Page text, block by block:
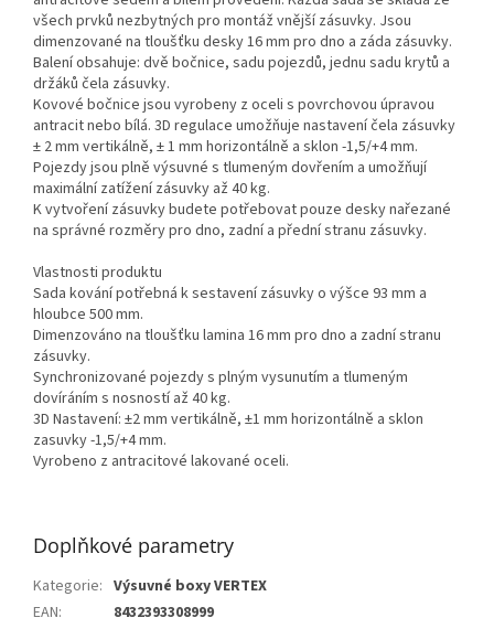
všech prvků nezbytných pro montáž vnější zásuvky. Jsou
dimenzované na tloušťku desky 16 mm pro dno a záda zásuvky.
Balení obsahuje: dvě bočnice, sadu pojezdů, jednu sadu krytů a
držáků čela zásuvky.
Kovové bočnice jsou vyrobeny z oceli s povrchovou úpravou
antracit nebo bílá. 3D regulace umožňuje nastavení čela zásuvky
± 2 mm vertikálně, ± 1 mm horizontálně a sklon -1,5/+4 mm.
Pojezdy jsou plně výsuvné s tlumeným dovřením a umožňují
maximální zatížení zásuvky až 40 kg.
K vytvoření zásuvky budete potřebovat pouze desky nařezané
na správné rozměry pro dno, zadní a přední stranu zásuvky.
Vlastnosti produktu
Sada kování potřebná k sestavení zásuvky o výšce 93 mm a
hloubce 500 mm.
Dimenzováno na tloušťku lamina 16 mm pro dno a zadní stranu
zásuvky.
Synchronizované pojezdy s plným vysunutím a tlumeným
dovíráním s nosností až 40 kg.
3D Nastavení: ±2 mm vertikálně, ±1 mm horizontálně a sklon
zasuvky -1,5/+4 mm.
Vyrobeno z antracitové lakované oceli.
Doplňkové parametry
Kategorie: Výsuvné boxy VERTEX
EAN: 8432393308999